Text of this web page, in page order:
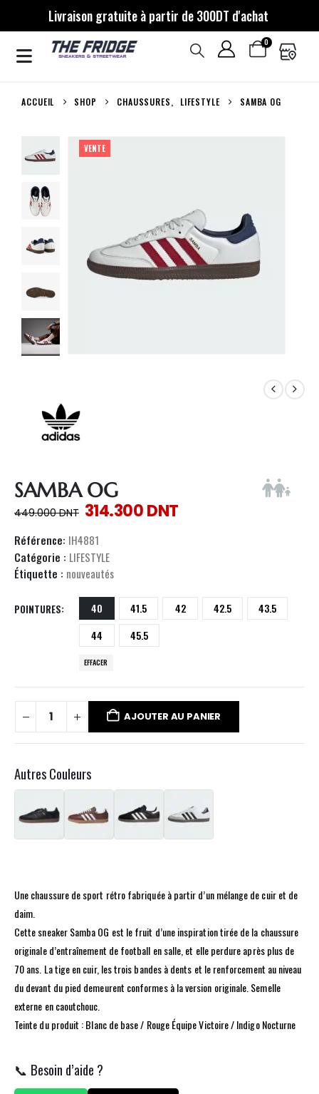
Livraison gratuite à partir de 300DT d'achat
0
ACCUEIL SHOP CHAUSSURES, LIFESTYLE SAMBA OG
VENTE
SAMBA OG
449.000DNT 314.300DNT
Référence: IH4881
Catégorie : LIFESTYLE
Étiquette : nouveautés
POINTURES 40 41.5 42 42.5
43.5
44
45.5
EFFACER
AJOUTER AU PANIER
Autres Couleurs
Une chaussure de sport rétro fabriquée à partir d’un mélange de cuir et de
daim.
Cette sneaker Samba OG est le fruit d’une inspiration tirée de la chaussure
originale d’entraînement de football en salle, et elle perdure après plus de
70 ans. La tige en cuir, les trois bandes à dents et le renforcement au niveau
du devant du pied demeurent conformes à la version originale. Semelle
externe en caoutchouc.
Teinte du produit : Blanc de base / Rouge Équipe Victoire / Indigo Nocturne
📞 Besoin d’aide ?